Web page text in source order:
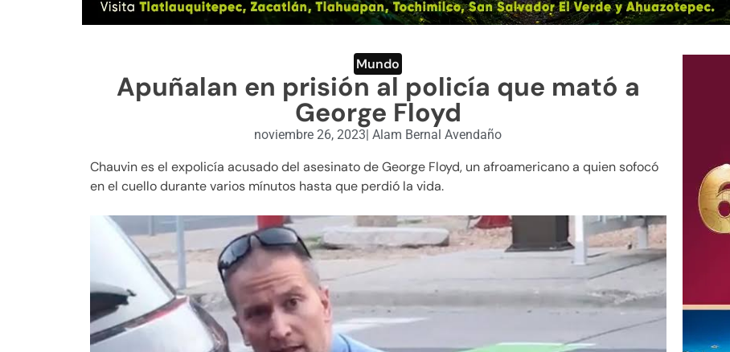
Mundo
Apuñalan en prisión al policía que mató a
George Floyd
noviembre 26, 2023 Alam Bernal Avendaño
Chauvin es el expolicía acusado del asesinato de George Floyd, un afroamericano a quien sofocó
en el cuello durante varios mínutos hasta que perdió la vida.